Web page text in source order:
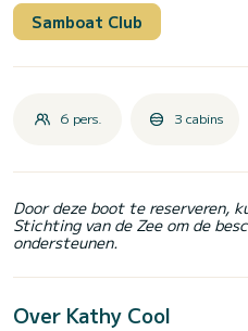
Samboat Club
6 pers. 3 cabins
Door deze boot te reserveren,
Stichting van de Zee om de
ondersteunen.
Over Kathy Cool